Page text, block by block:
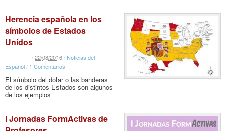
Herencia española en los
símbolos de Estados
Unidos
/22/08/2016/Noticias del
Español/ 1 Comentarios
El símbolo del dolar o las banderas
de los distintos Estados son algunos
de los ejemplos
I Jornadas FormActivas de